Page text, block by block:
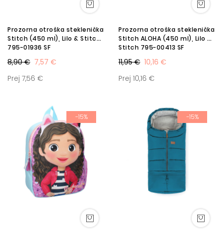
Prozorna otroška steklenička
Stitch (450 ml), Lilo & Stitch
795-01936 SF
7,57 €
8,90 €
Prej 7,56 €
Prozorna otroška steklenička
Stitch ALOHA (450 ml), Lilo &
Stitch 795-00413 SF
10,16 €
11,95 €
Prej 10,16 €
-15% -15%